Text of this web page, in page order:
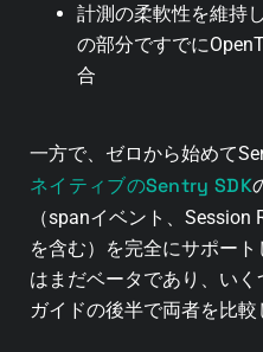
計測の柔軟性を維持
の部分ですでに
合
一方で、ゼロから始めて
ネイティブのSentry SDK
（spanイベント、
を含む）を完全にサポー
はまだベータであり、い
ガイドの後半で両者を比較